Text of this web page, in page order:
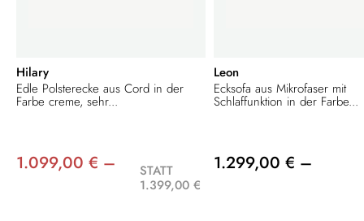
Hilary
Edle Polsterecke aus Cord in der
Farbe creme, sehr...
1.099,00 € –
STATT
1.399,00 €
Leon
Ecksofa aus Mikrofaser mit
Schlaffunktion in der Farbe...
1.299,00 € –